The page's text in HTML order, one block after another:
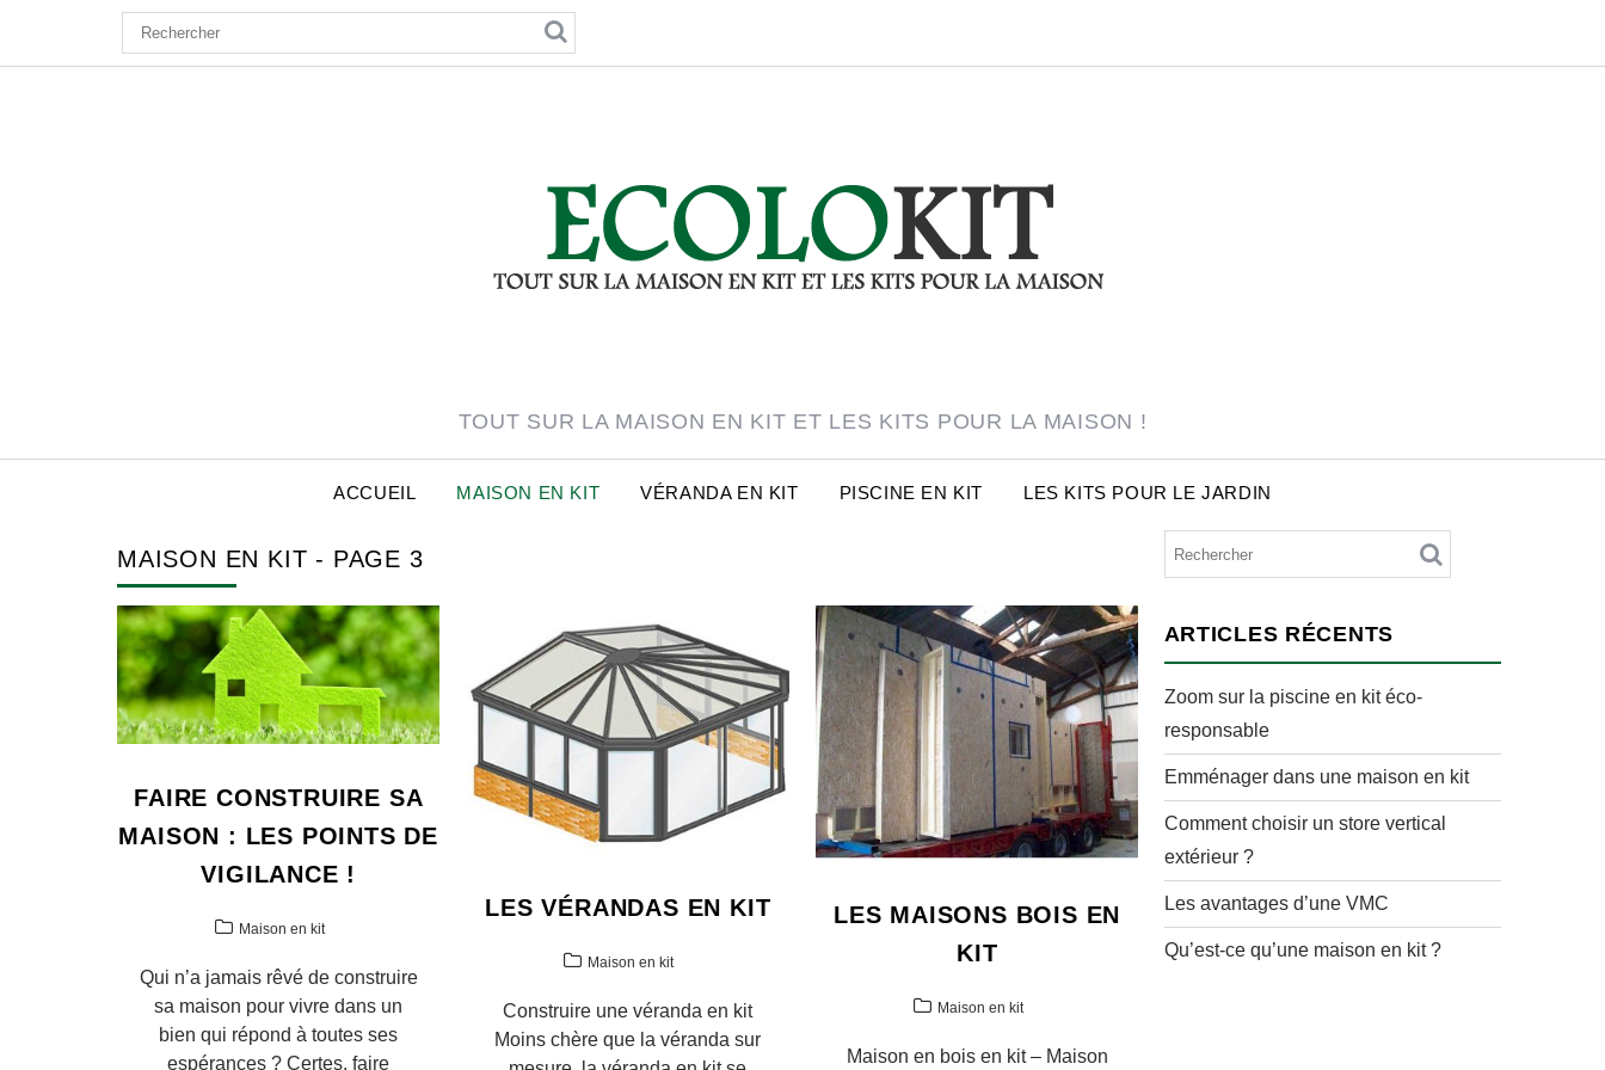
TOUT SUR LA MAISON EN KIT ET LES KITS POUR LA MAISON !
ACCUEIL MAISON EN KIT VÉRANDA EN KIT PISCINE EN KIT LES KITS POUR LE JARDIN
MAISON EN KIT - PAGE 3
FAIRE CONSTRUIRE SA
MAISON : LES POINTS DE
VIGILANCE !
Maison en kit
Qui n’a jamais rêvé de construire
sa maison pour vivre dans un
bien qui répond à toutes ses
espérances ? Certes, faire
LES VÉRANDAS EN KIT
Maison en kit
Construire une véranda en kit
Moins chère que la véranda sur
LES MAISONS BOIS EN
KIT
Maison en kit
Maison en bois en kit – Maison
ARTICLES RÉCENTS
Zoom sur la piscine en kit éco-
responsable
Emménager dans une maison en kit
Comment choisir un store vertical
extérieur ?
Les avantages d’une VMC
Qu’est-ce qu’une maison en kit ?